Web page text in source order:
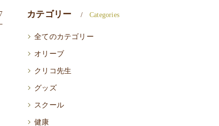
カテゴリー Categories
全てのカテゴリー
オリーブ
クリコ先生
グッズ
スクール
健康